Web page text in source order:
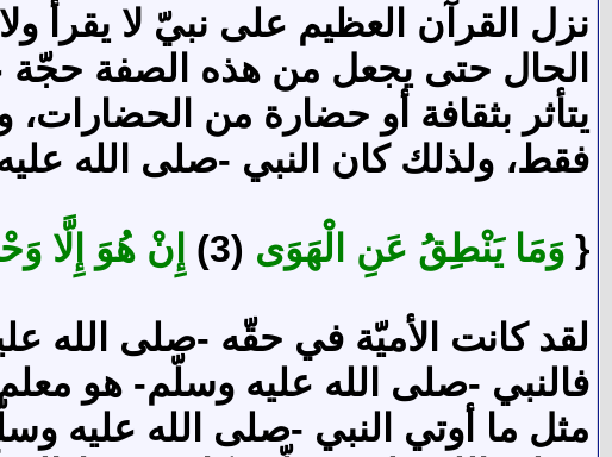
نزل القرآن العظيم على نبيّ لا
الحال حتى يجعل من هذه الصفة حجّة
يتأثر بثقافة أو حضارة من
فقط، ولذلك كان النبي -صلى الله
{ وَمَا يَنْطِقُ عَنِ الْهَوَى (3) إِنْ هُوَ إِلَّا
لقد كانت الأميّة في حقّه -صلى
فالنبي -صلى الله عليه وسلّم- هو
مثل ما أوتي النبي -صلى الله عليه